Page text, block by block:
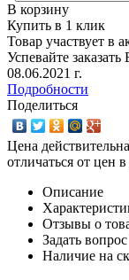
В корзину
Купить в 1 клик
Товар участвует в
Успевайте
08.06.2021 г.
Подробности
Поделиться
Цена
отличаться от цен
Описание
Отзывы о
Задать вопрос
Наличие на